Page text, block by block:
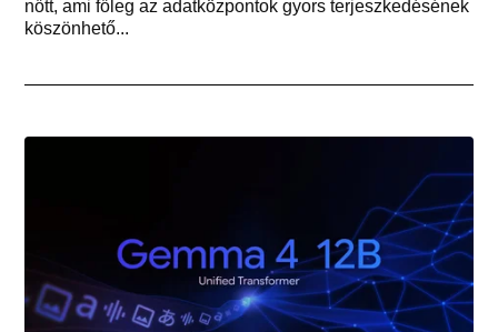
nőtt, ami főleg az adatközpontok gyors terjeszkedésének
köszönhető...